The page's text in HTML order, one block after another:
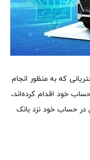
که به منظور انجام
خود اقدام کرده‌اند،
مبلغ 5 میلیارد ریال در حساب خود نزد بانک